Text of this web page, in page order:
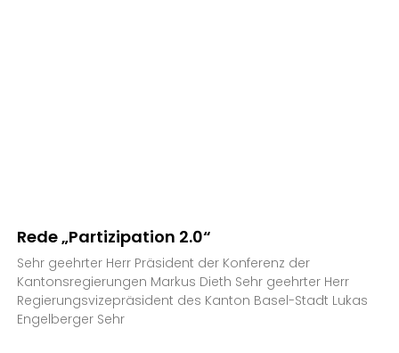
Rede „Partizipation 2.0“
Sehr geehrter Herr Präsident der Konferenz der
Kantonsregierungen Markus Dieth Sehr geehrter Herr
Regierungsvizepräsident des Kanton Basel-Stadt Lukas
Engelberger Sehr